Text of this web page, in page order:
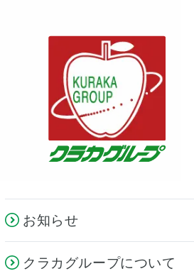
お知らせ
クラカグループについて